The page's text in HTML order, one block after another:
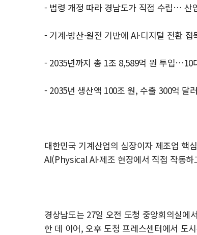
- 법령 개정 따라 경남도가 직접 수립… 산
- 기계·방산·원전 기반에 AI·디지털 전환
- 2035년까지 총 1조 8,589억 원 투입…10
- 2035년 생산액 100조 원, 수출 300억 달
대한민국 기계산업의 심장이자 제조업 핵
AI(Physical AI·제조 현장에서 직접 작동
경상남도는 27일 오전 도청 중앙회의실에
한 데 이어, 오후 도청 프레스센터에서 도